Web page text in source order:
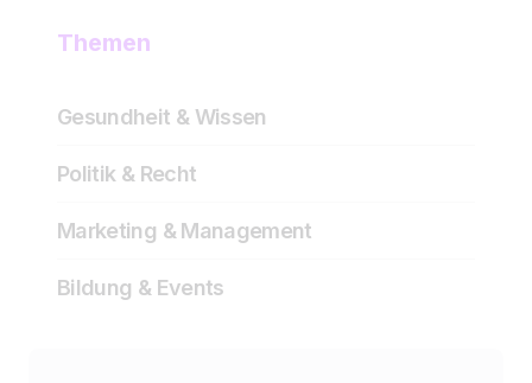
Themen
Gesundheit & Wissen
Politik & Recht
Marketing & Management
Bildung & Events